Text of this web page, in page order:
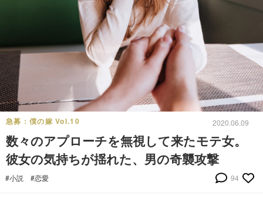
急募：僕の嫁 Vol.10 2020.06.09
数々のアプローチを無視して来たモテ女。
彼女の気持ちが揺れた、男の奇襲攻撃
#小説 #恋愛 94